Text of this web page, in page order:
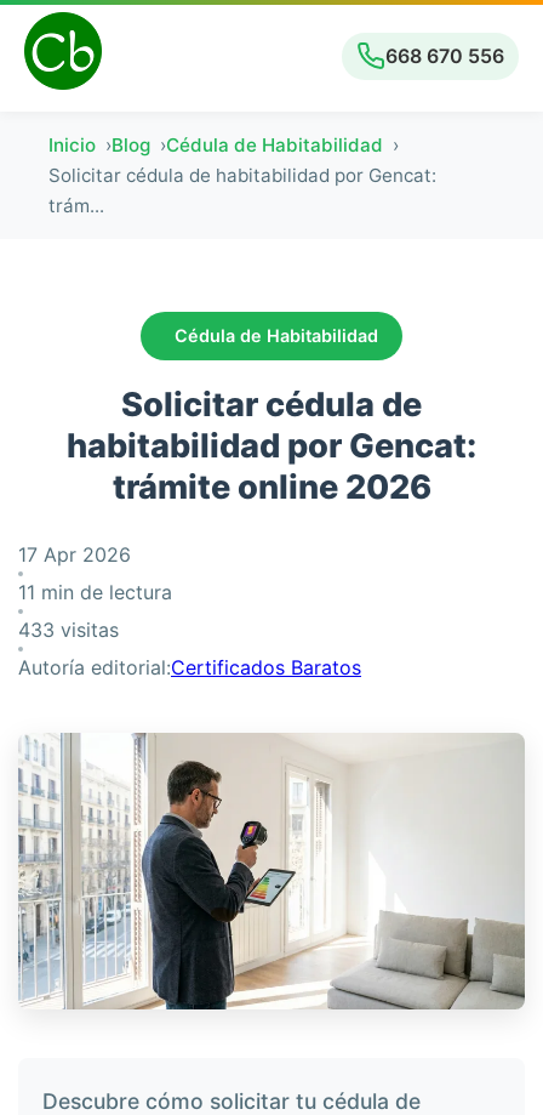
668 670 556
Inicio Blog
Cédula de Habitabilidad
Solicitar cédula de habitabilidad por Gencat:
trám...
Cédula de Habitabilidad
Solicitar cédula de
habitabilidad por Gencat:
trámite online 2026
17 Apr 2026
11 min de lectura
433 visitas
Autoría editorial:Certificados Baratos
Descubre cómo solicitar tu cédula de